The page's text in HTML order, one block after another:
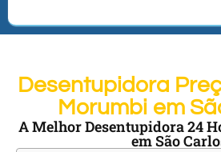
Desentupidora
Morumbi em
A Melhor Desentupidora 24
em São